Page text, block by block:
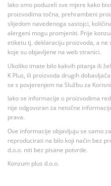
Iako smo poduzeli sve mjere kako
proizvodima točna, prehrambeni
slijedom navedenoga sastojci,
alergeni mogu promjeniti. Prije
etiketu tj. deklaraciju proizvoda, a
koje su objavljene na web stranici.
Ukoliko imate bilo kakvih pitanja ili
K Plus, ili proizvoda drugih
se s povjerenjem na Službu za
Iako se informacije o proizvodima
nije odgovoran za netočne
prava.
Ove informacije objavljuju se samo
reproducirati na bilo koji način bez
d.o.o. niti bez pisane potvrde.
Konzum plus d.o.o.